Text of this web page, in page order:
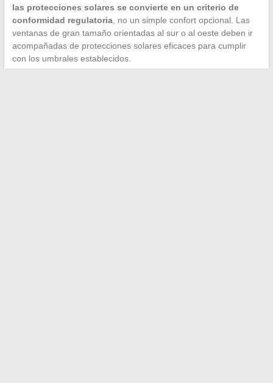
las protecciones solares se convierte en un criterio de
conformidad regulatoria, no un simple confort opcional. Las
ventanas de gran tamaño orientadas al sur o al oeste deben ir
acompañadas de protecciones solares eficaces para cumplir
con los umbrales establecidos.